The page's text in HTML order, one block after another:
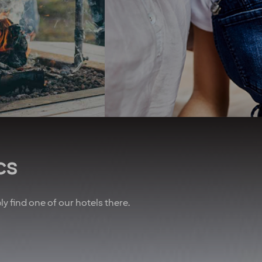
To remind you
important you are,
do our best to
an upgrade! And
that, we’ve also
with other
to give you sweet
air travel, charter
car rental and lots
for at least 20% of
working hours.
Nordics. We seek to use
organic produce and have
championed the elimination
of unsustainable palm oil.
We promote equal rights
above all and are proud
sponsors of Pride.
Regardless of your ethnicity,
gender, religious beliefs,
find one of our hotels there.